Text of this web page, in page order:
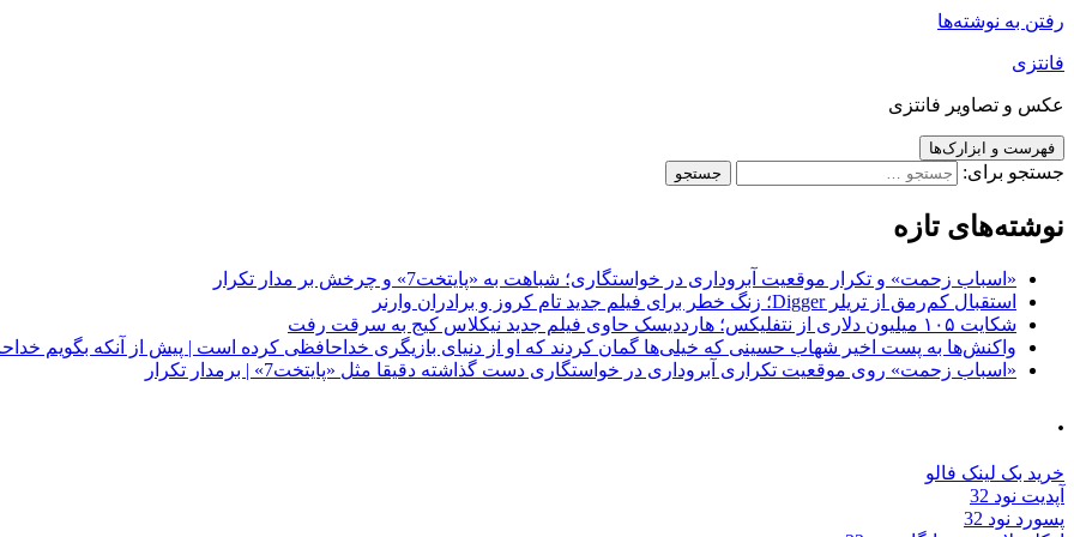
رفتن به نوشته‌ها
فانتزی
عکس و تصاویر فانتزی
فهرست و ابزارک‌ها
جستجو برای:
نوشته‌های تازه
«اسباب زحمت» و تکرار موقعیت آبروداری در خواستگاری؛ شباهت به «پایتخت7» و چرخش بر مدار تکرار
استقبال کم‌رمق از تریلر Digger؛ زنگ خطر برای فیلم جدید تام کروز و برادران وارنر
شکایت ۱۰۵ میلیون دلاری از نتفلیکس؛ هارددیسک حاوی فیلم جدید نیکلاس کیج به سرقت رفت
واکنش‌ها به پست اخیر شهاب حسینی که خیلی‌ها گمان کردند که او از دنیای بازیگری خداحافظی کرده است | پیش از آنکه بگویم
«اسباب زحمت» روی موقعیت تکراری آبروداری در خواستگاری دست گذاشته دقیقا مثل «پایتخت7» | برمدار تکرار
.
خرید بک لینک فالو
آپدیت نود 32
پسورد نود 32